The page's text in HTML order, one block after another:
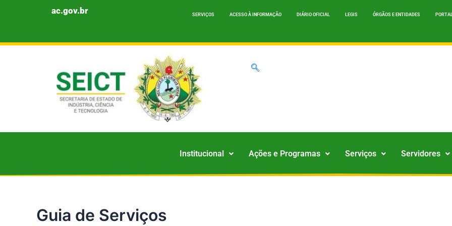
conteúdo
ac.gov.br SERVIÇOS ACESSO À INFORMAÇÃO DIÁRIO OFICIAL LEGIS ÓRGÃOS E ENTIDADES
Institucional Ações e Programas Serviços Servidores
Guia de Serviços